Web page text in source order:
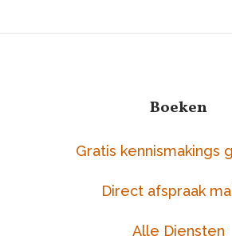
Boeken
Gratis kennismakings
Direct afspraak
Alle Diensten